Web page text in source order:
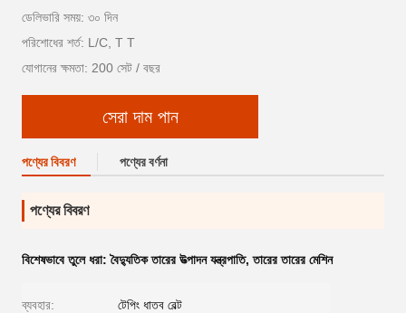
ডেলিভারি সময়: ৩০ দিন
পরিশোধের শর্ত: L/C, T T
যোগানের ক্ষমতা: 200 সেট / বছর
সেরা দাম পান
পণ্যের বিবরণ পণ্যের বর্ণনা
পণ্যের বিবরণ
বিশেষভাবে তুলে ধরা:বৈদ্যুতিক তারের উত্পাদন যন্ত্রপাতি,তারের তারের মেশিন
ব্যবহার: টেপিং ধাতব বেল্ট